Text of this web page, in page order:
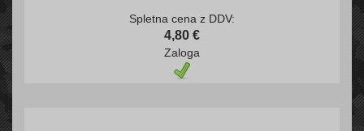
Spletna cena z DDV:
4,80 €
Zaloga